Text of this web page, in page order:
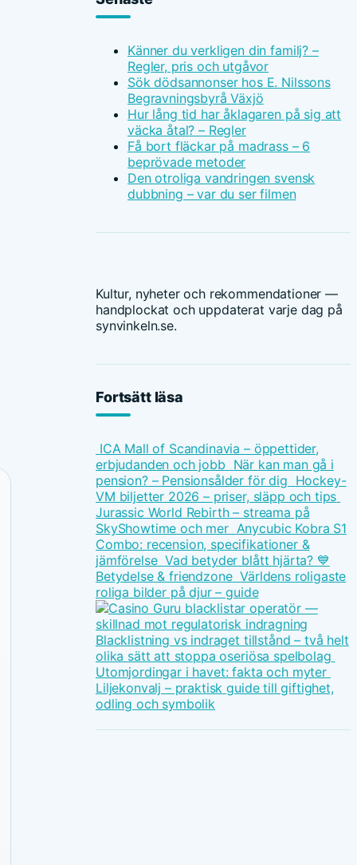
Känner du verkligen din familj? –
Regler, pris och utgåvor
Sök dödsannonser hos E. Nilssons
Begravningsbyrå Växjö
Hur lång tid har åklagaren på sig att
väcka åtal? – Regler
Få bort fläckar på madrass – 6
beprövade metoder
Den otroliga vandringen svensk
dubbning – var du ser filmen
Kultur, nyheter och rekommendationer —
handplockat och uppdaterat varje dag på
synvinkeln.se.
Fortsätt läsa
ICA Mall of Scandinavia – öppettider,
erbjudanden och jobb När kan man gå i
pension? – Pensionsålder för dig Hockey-
VM biljetter 2026 – priser, släpp och tips
Jurassic World Rebirth – streama på
SkyShowtime och mer Anycubic Kobra S1
Combo: recension, specifikationer &
jämförelse Vad betyder blått hjärta? 💙
Betydelse & friendzone Världens roligaste
roliga bilder på djur – guide
Blacklistning vs indraget tillstånd – två helt
olika sätt att stoppa oseriösa spelbolag
Utomjordingar i havet: fakta och myter
Liljekonvalj – praktisk guide till giftighet,
odling och symbolik